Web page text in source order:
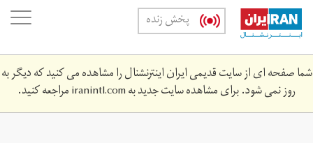
Skip
main
content
پخش زنده
شما صفحه ای از سایت قدیمی ایران اینترنشنال را مشاهده می کنید که دیگر به
روز نمی شود. برای مشاهده سایت جدید بهiranintl.comمراجعه کنید.